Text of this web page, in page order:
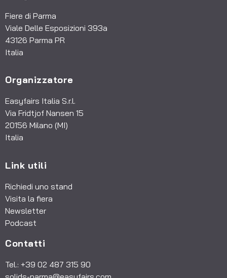
Fiere di Parma
Viale Delle Esposizioni 393a
43126 Parma PR
Italia
Organizzatore
Easyfairs Italia S.r.l.
Via Fridtjof Nansen 15
20156 Milano (MI)
Italia
Link utili
Richiedi uno stand
Visita la fiera
Newsletter
Podcast
Contatti
Tel.: +39 02 487 315 90